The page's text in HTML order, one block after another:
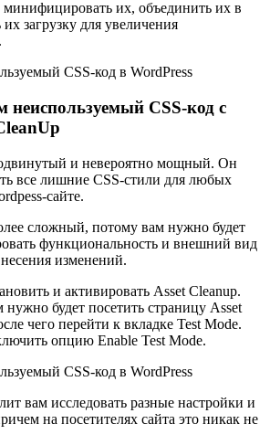
их, объединить их в
загрузку для увеличения
неиспользуемый CSS-код с
и невероятно мощный. Он
все лишние CSS-стили для любых
сайте.
сложный, потому вам нужно будет
функциональность и внешний вид
изменений.
и активировать Asset Cleanup.
будет посетить страницу Asset
чего перейти к вкладке Test Mode.
опцию Enable Test Mode.
вам исследовать разные настройки и
на посетителях сайта это никак не